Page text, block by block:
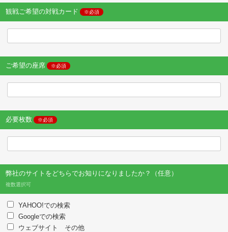
観戦ご希望の対戦カード ※必須
ご希望の座席 ※必須
必要枚数 ※必須
弊社のサイトをどちらでお知りになりましたか？（任意）
複数選択可
YAHOO!での検索
Googleでの検索
ウェブサイト その他